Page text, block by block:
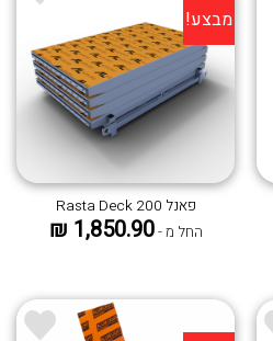
מבצע!
WISHLIST
פאנל Rasta Deck 200
החל מ -1,850.90
₪